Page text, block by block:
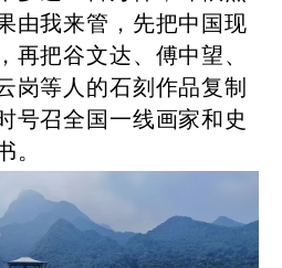
由我来管，先把中国现
再把谷文达、傅中望、
岗等人的石刻作品复制
号召全国一线画家和史